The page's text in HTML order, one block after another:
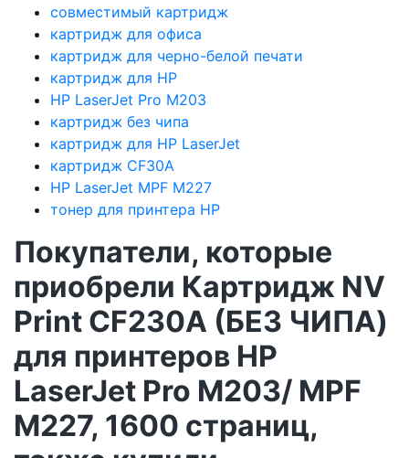
совместимый картридж
картридж для офиса
картридж для черно-белой печати
картридж для HP
HP LaserJet Pro M203
картридж без чипа
картридж для HP LaserJet
картридж CF30A
HP LaserJet MPF M227
тонер для принтера HP
Покупатели, которые
приобрели Картридж NV
Print CF230A (БЕЗ ЧИПА)
для принтеров HP
LaserJet Pro M203/ MPF
M227, 1600 страниц,